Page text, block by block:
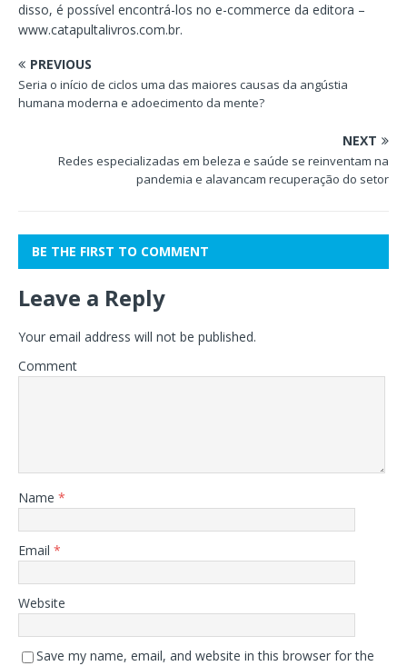
disso, é possível encontrá-los no e-commerce da editora –
www.catapultalivros.com.br.
PREVIOUS
Seria o início de ciclos uma das maiores causas da angústia
humana moderna e adoecimento da mente?
NEXT
Redes especializadas em beleza e saúde se reinventam na
pandemia e alavancam recuperação do setor
BE THE FIRST TO COMMENT
Leave a Reply
Your email address will not be published.
Comment
Name *
Email *
Website
Save my name, email, and website in this browser for the